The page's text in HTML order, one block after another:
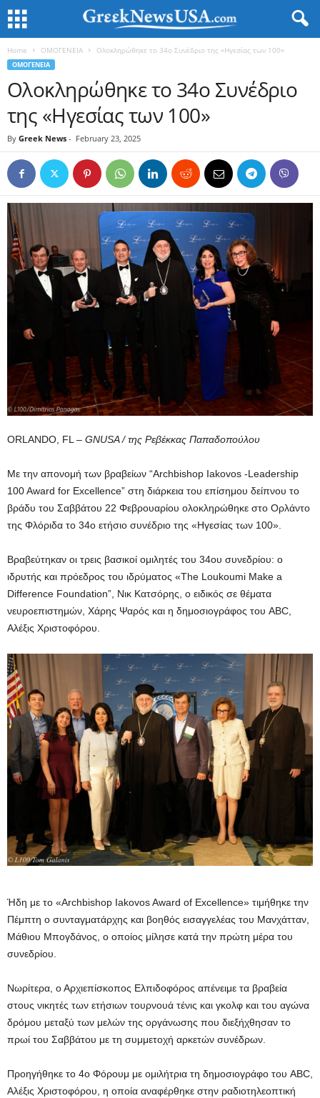
Home ΟΜΟΓΕΝΕΙΑ Ολοκληρώθηκε το 34o Συνέδριο της «Ηγεσίας των 100»
ΟΜΟΓΕΝΕΙΑ
Ολοκληρώθηκε το 34o Συνέδριο
της «Ηγεσίας των 100»
By Greek News - February 23, 2025
ORLANDO, FL – GNUSA / της Ρεβέκκας Παπαδοπούλου
Με την απονομή των βραβείων “Archbishop Iakovos -Leadership
100 Award for Excellence” στη διάρκεια του επίσημου δείπνου το
βράδυ του Σαββάτου 22 Φεβρουαρίου ολοκληρώθηκε στο Ορλάντο
της Φλόριδα το 34ο ετήσιο συνέδριο της «Ηγεσίας των 100».
Βραβεύτηκαν οι τρεις βασικοί ομιλητές του 34ου συνεδρίου: ο
ιδρυτής και πρόεδρος του ιδρύματος «The Loukoumi Make a
Difference Foundation”, Νικ Κατσόρης, ο ειδικός σε θέματα
νευροεπιστημών, Χάρης Ψαρός και η δημοσιογράφος του ABC,
Αλέξις Χριστοφόρου.
Ήδη με το «Archbishop Iakovos Award of Excellence» τιμήθηκε την
Πέμπτη ο συνταγματάρχης και βοηθός εισαγγελέας του Μανχάτταν,
Μάθιου Μπογδάνος, ο οποίος μίλησε κατά την πρώτη μέρα του
συνεδρίου.
Νωρίτερα, ο Αρχιεπίσκοπος Ελπιδοφόρος απένειμε τα βραβεία
στους νικητές των ετήσιων τουρνουά τένις και γκολφ και του αγώνα
δρόμου μεταξύ των μελών της οργάνωσης που διεξήχθησαν το
πρωί του Σαββάτου με τη συμμετοχή αρκετών συνέδρων.
Προηγήθηκε το 4ο Φόρουμ με ομιλήτρια τη δημοσιογράφο του ABC,
Αλέξις Χριστοφόρου, η οποία αναφέρθηκε στην ραδιοτηλεοπτική